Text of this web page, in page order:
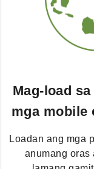
Mag-load
mga mobile
Loadan ang mga
anumang oras